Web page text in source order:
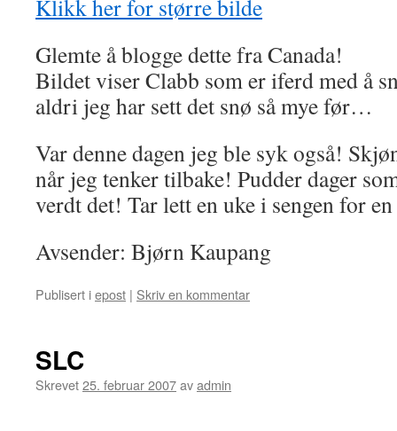
Klikk her for større bilde
Glemte å blogge dette fra Canada!
Bildet viser Clabb som er iferd med å
aldri jeg har sett det snø så mye før…
Var denne dagen jeg ble syk også!
når jeg tenker tilbake! Pudder dager
verdt det! Tar lett en uke i sengen for
Avsender: Bjørn Kaupang
Publisert iepost | Skriv en kommentar
SLC
Skrevet25. februar 2007avadmin